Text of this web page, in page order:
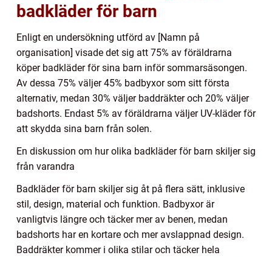
badkläder för barn
Enligt en undersökning utförd av [Namn på
organisation] visade det sig att 75% av föräldrarna
köper badkläder för sina barn inför sommarsäsongen.
Av dessa 75% väljer 45% badbyxor som sitt första
alternativ, medan 30% väljer baddräkter och 20% väljer
badshorts. Endast 5% av föräldrarna väljer UV-kläder för
att skydda sina barn från solen.
En diskussion om hur olika badkläder för barn skiljer sig
från varandra
Badkläder för barn skiljer sig åt på flera sätt, inklusive
stil, design, material och funktion. Badbyxor är
vanligtvis längre och täcker mer av benen, medan
badshorts har en kortare och mer avslappnad design.
Baddräkter kommer i olika stilar och täcker hela